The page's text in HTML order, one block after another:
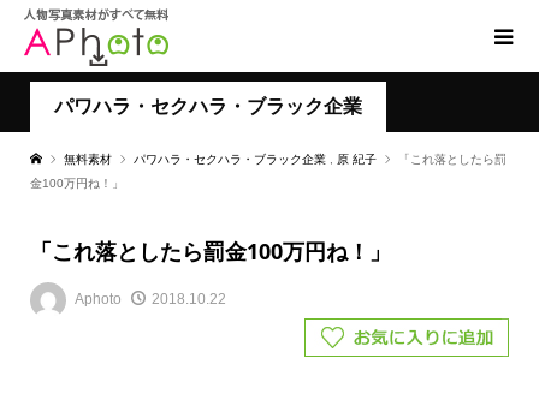
パワハラ・セクハラ・ブラック企業
無料素材 パワハラ・セクハラ・ブラック企業 原 紀子
「これ落としたら罰
金100万円ね！」
「これ落としたら罰金100万円ね！」
Aphoto 2018.10.22